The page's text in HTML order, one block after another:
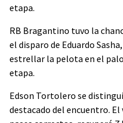
etapa.
RB Bragantino tuvo la
el disparo de Eduardo
estrellar la pelota en el
etapa.
Edson Tortolero se
destacado del encuentro.